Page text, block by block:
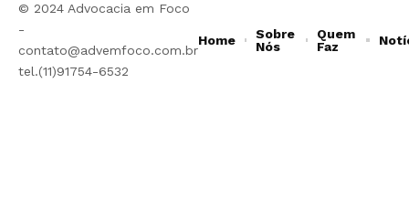
© 2024 Advocacia em Foco
-
contato@advemfoco.com.br
tel.(11)91754-6532
Home
Sobre
Nós
Quem
Faz